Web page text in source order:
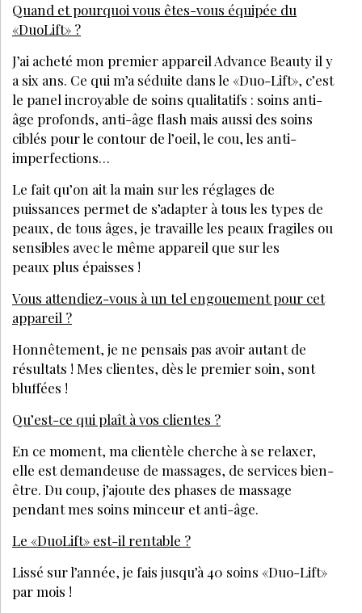
Quand et pourquoi vous êtes-vous équipée du
«DuoLift» ?
J’ai acheté mon premier appareil Advance Beauty il y
a six ans. Ce qui m’a séduite dans le «Duo-Lift», c’est
le panel incroyable de soins qualitatifs : soins anti-
âge profonds, anti-âge flash mais aussi des soins
ciblés pour le contour de l’oeil, le cou, les anti-
imperfections…
Le fait qu’on ait la main sur les réglages de
puissances permet de s’adapter à tous les types de
peaux, de tous âges, je travaille les peaux fragiles ou
sensibles avec le même appareil que sur les
peaux plus épaisses !
Vous attendiez-vous à un tel engouement pour cet
appareil ?
Honnêtement, je ne pensais pas avoir autant de
résultats ! Mes clientes, dès le premier soin, sont
bluffées !
Qu’est-ce qui plaît à vos clientes ?
En ce moment, ma clientèle cherche à se relaxer,
elle est demandeuse de massages, de services bien-
être. Du coup, j’ajoute des phases de massage
pendant mes soins minceur et anti-âge.
Le «DuoLift» est-il rentable ?
Lissé sur l’année, je fais jusqu’à 40 soins «Duo-Lift»
par mois !